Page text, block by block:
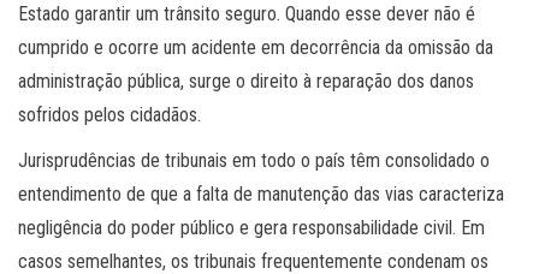
Estado garantir um trânsito seguro. Quando esse dever não é
cumprido e ocorre um acidente em decorrência da omissão da
administração pública, surge o direito à reparação dos danos
sofridos pelos cidadãos.
Jurisprudências de tribunais em todo o país têm consolidado o
entendimento de que a falta de manutenção das vias caracteriza
negligência do poder público e gera responsabilidade civil. Em
casos semelhantes, os tribunais frequentemente condenam os